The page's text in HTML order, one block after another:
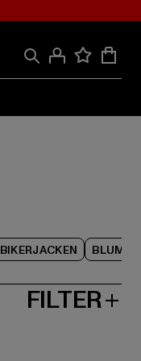
BIKERJACKEN
FILTER